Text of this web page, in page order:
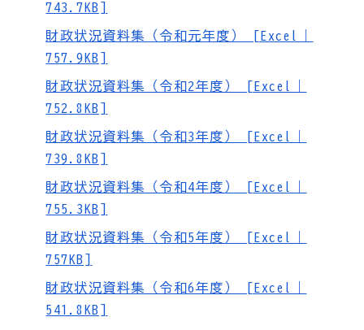
743.7KB]
財政状況資料集（令和元年度） [Excel｜
757.9KB]
財政状況資料集（令和2年度） [Excel｜
752.8KB]
財政状況資料集（令和3年度） [Excel｜
739.8KB]
財政状況資料集（令和4年度） [Excel｜
755.3KB]
財政状況資料集（令和5年度） [Excel｜
757KB]
財政状況資料集（令和6年度） [Excel｜
541.8KB]